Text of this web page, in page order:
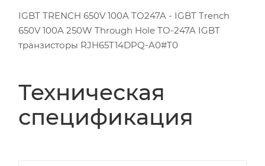
IGBT TRENCH 650V 100A TO247A - IGBT Trench
650V 100A 250W Through Hole TO-247A IGBT
транзисторы RJH65T14DPQ-A0#T0
Техническая
спецификация